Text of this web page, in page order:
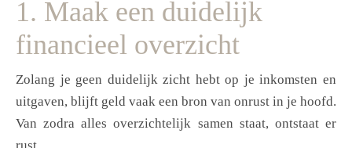
1. Maak een duidelijk
financieel overzicht
Zolang je geen duidelijk zicht hebt op je inkomsten en
uitgaven, blijft geld vaak een bron van onrust in je hoofd.
Van zodra alles overzichtelijk samen staat, ontstaat er